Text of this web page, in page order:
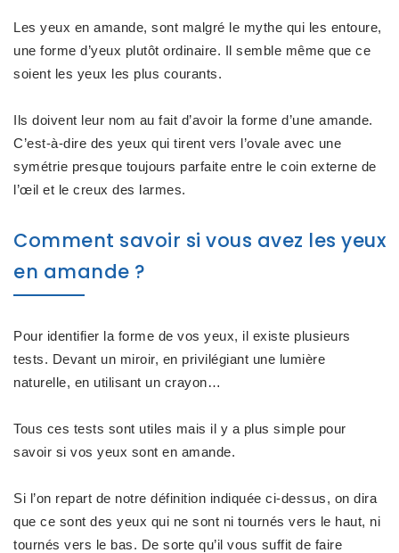
Les yeux en amande, sont malgré le mythe qui les entoure,
une forme d’yeux plutôt ordinaire. Il semble même que ce
soient les yeux les plus courants.
Ils doivent leur nom au fait d’avoir la forme d’une amande.
C’est-à-dire des yeux qui tirent vers l’ovale avec une
symétrie presque toujours parfaite entre le coin externe de
l’œil et le creux des larmes.
Comment savoir si vous avez les yeux
en amande ?
Pour identifier la forme de vos yeux, il existe plusieurs
tests. Devant un miroir, en privilégiant une lumière
naturelle, en utilisant un crayon…
Tous ces tests sont utiles mais il y a plus simple pour
savoir si vos yeux sont en amande.
Si l’on repart de notre définition indiquée ci-dessus, on dira
que ce sont des yeux qui ne sont ni tournés vers le haut, ni
tournés vers le bas. De sorte qu’il vous suffit de faire